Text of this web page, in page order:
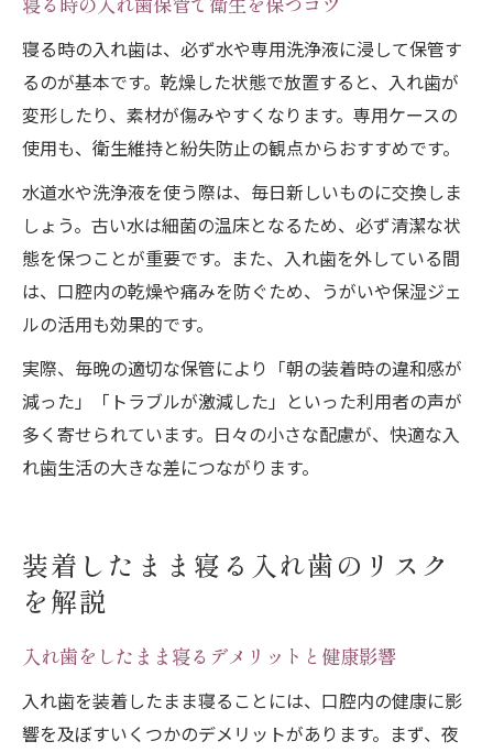
寝る時の入れ歯保管で衛生を保つコツ
寝る時の入れ歯は、必ず水や専用洗浄液に浸して保管す
るのが基本です。乾燥した状態で放置すると、入れ歯が
変形したり、素材が傷みやすくなります。専用ケースの
使用も、衛生維持と紛失防止の観点からおすすめです。
水道水や洗浄液を使う際は、毎日新しいものに交換しま
しょう。古い水は細菌の温床となるため、必ず清潔な状
態を保つことが重要です。また、入れ歯を外している間
は、口腔内の乾燥や痛みを防ぐため、うがいや保湿ジェ
ルの活用も効果的です。
実際、毎晩の適切な保管により「朝の装着時の違和感が
減った」「トラブルが激減した」といった利用者の声が
多く寄せられています。日々の小さな配慮が、快適な入
れ歯生活の大きな差につながります。
装着したまま寝る入れ歯のリスク
を解説
入れ歯をしたまま寝るデメリットと健康影響
入れ歯を装着したまま寝ることには、口腔内の健康に影
響を及ぼすいくつかのデメリットがあります。まず、夜